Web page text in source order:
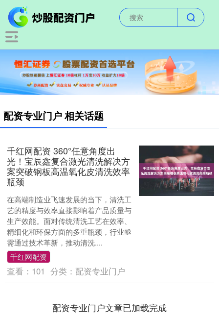
配资专业门户 相关话题
千红网配资 360°任意角度出
光！宝辰鑫复合激光清洗解决方
案突破钢板高温氧化皮清洗效率
瓶颈
在高端制造业飞速发展的当下，清洗工
艺的精度与效率直接影响着产品质量与
生产效能。面对传统清洗工艺在效率、
精细化和环保方面的多重瓶颈，行业亟
需通过技术革新，推动清洗....
千红网配资
查看： 101 分类： 配资专业门户
配资专业门户文章已加载完成